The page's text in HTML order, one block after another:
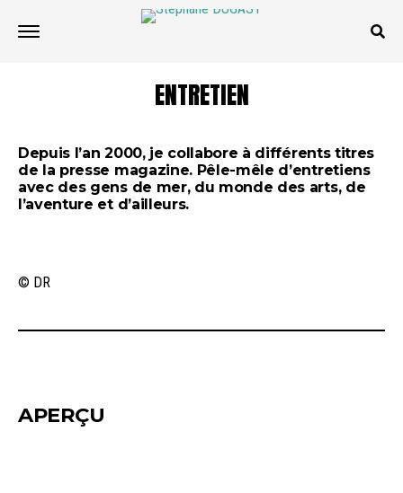
ENTRETIEN
Depuis l’an 2000, je collabore à différents titres
de la presse magazine. Pêle-mêle d’entretiens
avec des gens de mer, du monde des arts, de
l’aventure et d’ailleurs.
© DR
APERÇU